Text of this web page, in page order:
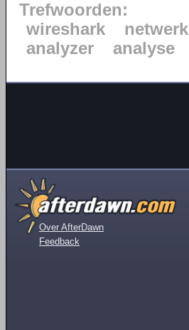
Trefwoorden:
wireshark
netwerk
analyzer
analyse
Over AfterDawn
Feedback